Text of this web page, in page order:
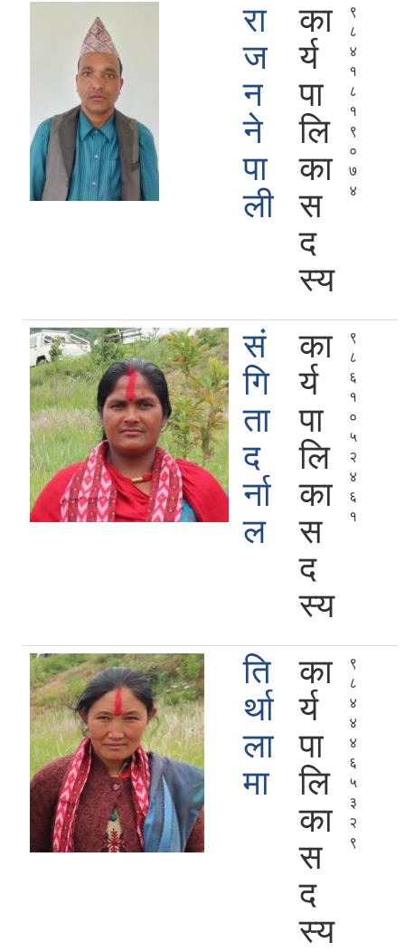
रा
ज
न
ने
पा
ली
का
र्य
पा
लि
का
स
द
स्य
९
८
४
१
८
१
९
०
७
४
सं
गि
ता
द
र्ना
ल
का
र्य
पा
लि
का
स
द
स्य
९
८
६
१
०
५
२
४
६
१
ति
र्था
ला
मा
का
र्य
पा
लि
का
स
द
स्य
९
८
४
४
४
६
५
३
२
९